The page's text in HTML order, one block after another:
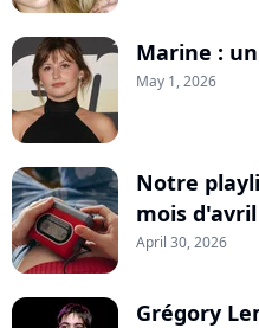
Marine :
May 1, 2026
Notre
mois d'avril
April 30, 2026
Grégory